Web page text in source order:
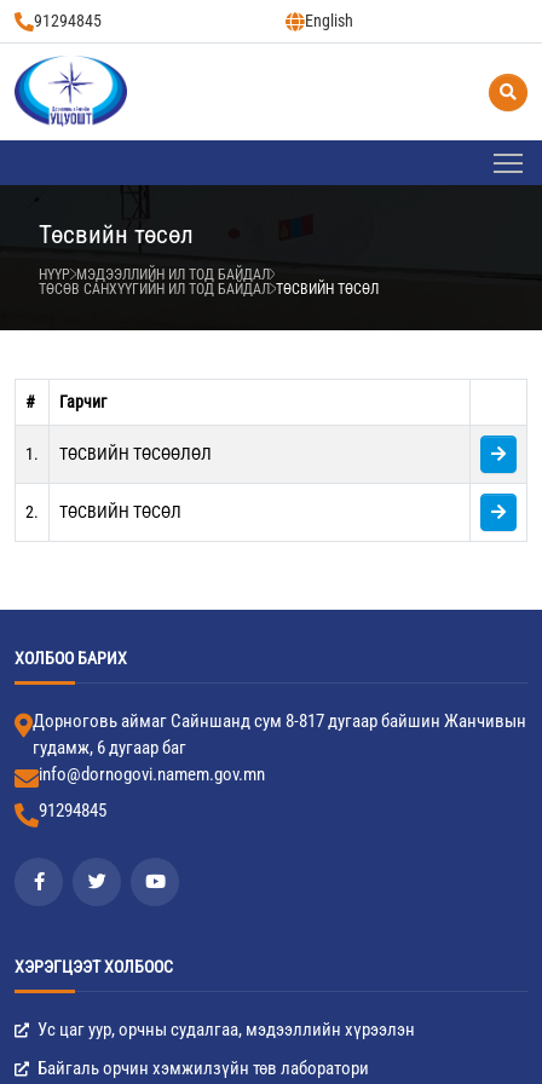
91294845 English
Төсвийн төсөл
НҮҮР МЭДЭЭЛЛИЙН ИЛ ТОД БАЙДАЛ
ТӨСӨВ САНХҮҮГИЙН ИЛ ТОД БАЙДАЛ ТӨСВИЙН ТӨСӨЛ
# Гарчиг
1. ТӨСВИЙН ТӨСӨӨЛӨЛ
2. ТӨСВИЙН ТӨСӨЛ
ХОЛБОО БАРИХ
Дорноговь аймаг Сайншанд сум 8-817 дугаар байшин Жанчивын
гудамж, 6 дугаар баг
info@dornogovi.namem.gov.mn
91294845
ХЭРЭГЦЭЭТ ХОЛБООС
Ус цаг уур, орчны судалгаа, мэдээллийн хүрээлэн
Байгаль орчин хэмжилзүйн төв лаборатори